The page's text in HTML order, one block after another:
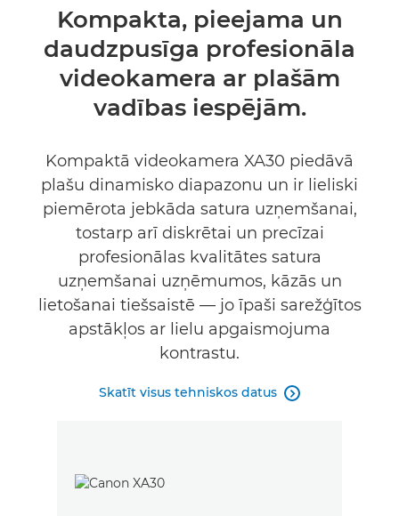
Pārskats
Tehniskie dati
Kompakta, pieejama un
daudzpusīga profesionāla
videokamera ar plašām
vadības iespējām.
Kompaktā videokamera XA30 piedāvā
plašu dinamisko diapazonu un ir lieliski
piemērota jebkāda satura uzņemšanai,
tostarp arī diskrētai un precīzai
profesionālas kvalitātes satura
uzņemšanai uzņēmumos, kāzās un
lietošanai tiešsaistē — jo īpaši sarežģītos
apstākļos ar lielu apgaismojuma
kontrastu.
Skatīt visus tehniskos datus 